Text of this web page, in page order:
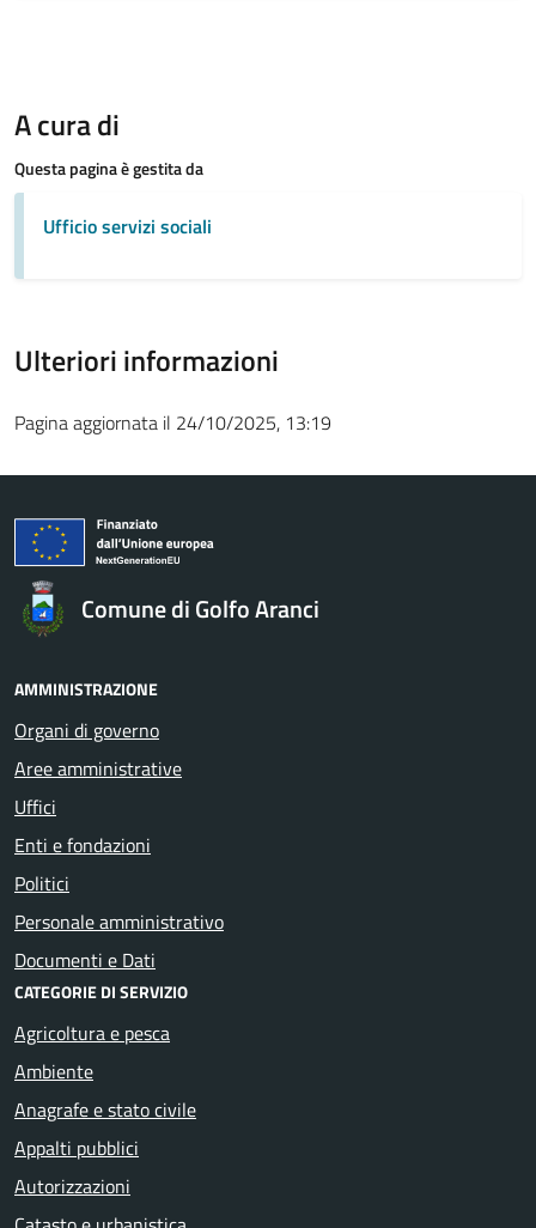
A cura di
Questa pagina è gestita da
Ufficio servizi sociali
Ulteriori informazioni
Pagina aggiornata il 24/10/2025, 13:19
Comune di Golfo Aranci
AMMINISTRAZIONE
Organi di governo
Aree amministrative
Uffici
Enti e fondazioni
Politici
Personale amministrativo
Documenti e Dati
CATEGORIE DI SERVIZIO
Agricoltura e pesca
Ambiente
Anagrafe e stato civile
Appalti pubblici
Autorizzazioni